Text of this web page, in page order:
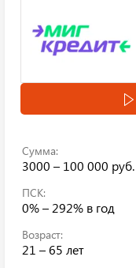
Сумма:
3000 – 100 000 руб.
ПСК:
0% – 292% в год
Возраст:
21 – 65 лет